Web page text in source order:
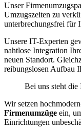
Unser
Umzugszeiten zu
unterbrechungsfrei für
Unsere IT-Experten
nahtlose Integration
neuen Standort.
reibungslosen Aufbau
Bei uns steht die
Wir setzen
Firmenumzüge ein,
Einrichtungen